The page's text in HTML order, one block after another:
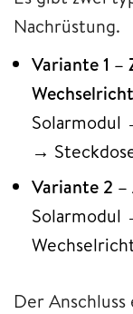
Nachrüstung.
Variante 1 –
→
Variante 2
Der